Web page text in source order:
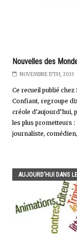
Nouvelles des
NOVEMBRE 17TH, 2013
Ce recueil publié
Confiant, regroupe
créole d'aujourd’hui,
les plus prometteurs :
journaliste,
AUJOURD'HUI DANS